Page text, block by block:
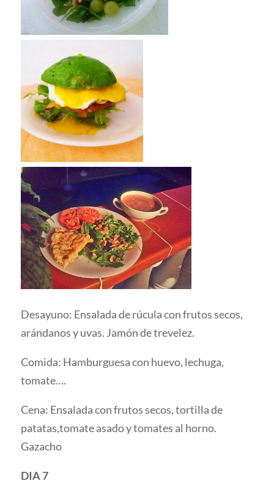
Desayuno: Ensalada de rúcula con frutos secos,
arándanos y uvas. Jamón de trevelez.
Comida: Hamburguesa con huevo, lechuga,
tomate….
Cena: Ensalada con frutos secos, tortilla de
patatas,tomate asado y tomates al horno.
Gazacho
DIA 7